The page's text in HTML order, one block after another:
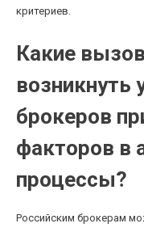
критериев.
Какие
возникнуть
брокеров
факторов в
процессы?
Российским брокерам